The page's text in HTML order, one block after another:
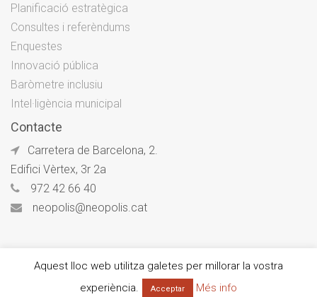
Planificació estratègica
Consultes i referèndums
Enquestes
Innovació pública
Baròmetre inclusiu
Intel·ligència municipal
Contacte
Carretera de Barcelona, 2.
Edifici Vèrtex, 3r 2a
972 42 66 40
neopolis@neopolis.cat
© Neòpolis 2026
Aquest lloc web utilitza galetes per millorar la vostra
experiència.
Acceptar Més info